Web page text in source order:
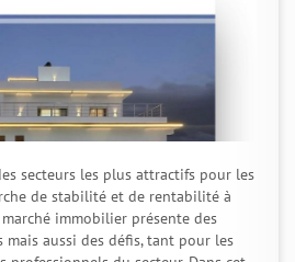
secteurs les plus attractifs pour les
de stabilité et de rentabilité à
immobilier présente des
mais aussi des défis, tant pour les